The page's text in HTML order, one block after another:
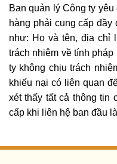
Ban quản lý Công ty
hàng phải cung cấp đầy
như: Họ và tên, địa chỉ
trách nhiệm về tính
ty không chịu trách
khiếu nại có liên quan
xét thấy tất cả thông tin
cấp khi liên hệ ban đầu